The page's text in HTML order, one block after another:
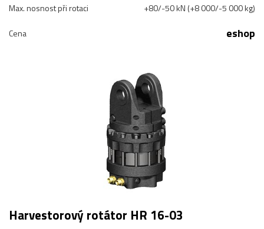
Max. nosnost při rotaci
+80/-50 kN (+8 000/-5 000 kg)
Cena eshop
Harvestorový rotátor HR 16-03